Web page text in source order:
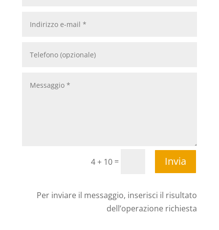
4 + 10 = Invia
Per inviare il messaggio, inserisci il risultato
dell’operazione richiesta